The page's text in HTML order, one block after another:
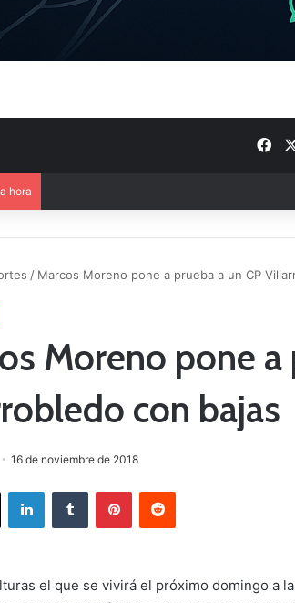
hora
/ Marcos Moreno pone a prueba a un CP
Moreno pone a
con bajas
16 de noviembre de 2018
el que se vivirá el próximo domingo a